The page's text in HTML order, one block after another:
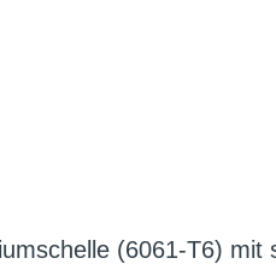
(6061-T6)